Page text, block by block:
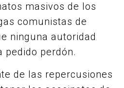
masivos de los
comunistas de
ninguna autoridad
pedido perdón.
de las repercusiones